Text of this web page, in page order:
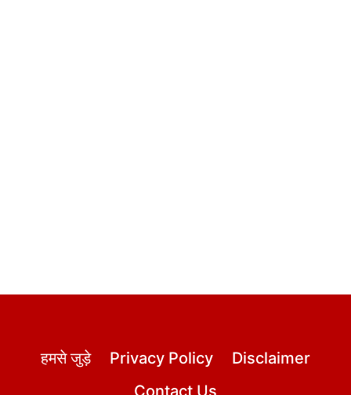
हमसे जुड़े Privacy Policy
Disclaimer
Contact Us